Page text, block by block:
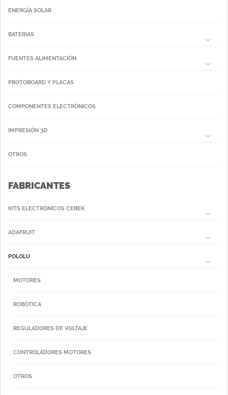
ENERGÍA SOLAR
BATERIAS
FUENTES ALIMENTACIÓN
PROTOBOARD Y PLACAS
COMPONENTES ELECTRÓNICOS
IMPRESIÓN 3D
OTROS
FABRICANTES
KITS ELECTRÓNICOS CEBEK
ADAFRUIT
POLOLU
MOTORES
ROBÓTICA
REGULADORES DE VOLTAJE
CONTROLADORES MOTORES
OTROS